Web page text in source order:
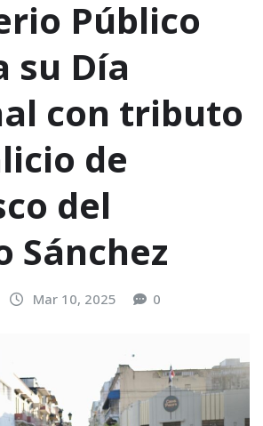
Público
su Día
con tributo
de
del
Sánchez
Mar 10, 2025 0